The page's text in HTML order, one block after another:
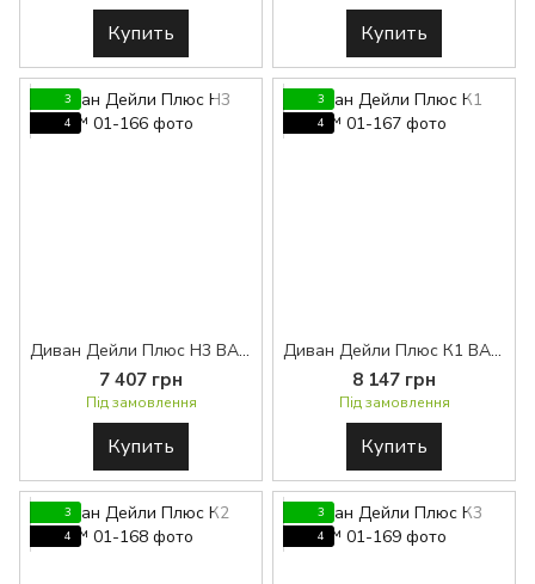
Купить Купить
3
4
Диван Дейли Плюс Н3 BASE™
7 407 грн
Під замовлення
Купить
3
4
Диван Дейли Плюс К1 BASE™
8 147 грн
Під замовлення
Купить
3
4
3
4